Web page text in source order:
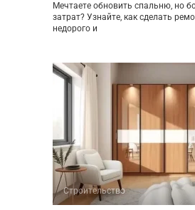
Мечтаете обновить спальню, но
затрат? Узнайте, как сделать
недорого и
Строительство